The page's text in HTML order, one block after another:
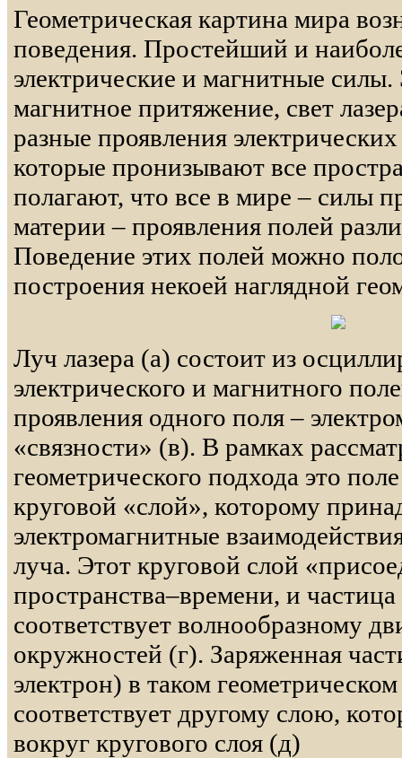
Геометрическая картина мира
поведения. Простейший и
электрические и магнитные силы.
магнитное притяжение, свет
разные проявления
которые пронизывают все
полагают, что все в мире – силы
материи – проявления полей
Поведение этих полей можно
построения некоей наглядной
Луч лазера (а) состоит из
электрического и магнитного
проявления одного поля –
«связности» (в). В рамках
геометрического подхода это
круговой «слой», которому
электромагнитные
луча. Этот круговой слой
пространства–времени, и
соответствует волнообразному
окружностей (г). Заряженная
электрон) в таком
соответствует другому слою,
вокруг кругового слоя (д)